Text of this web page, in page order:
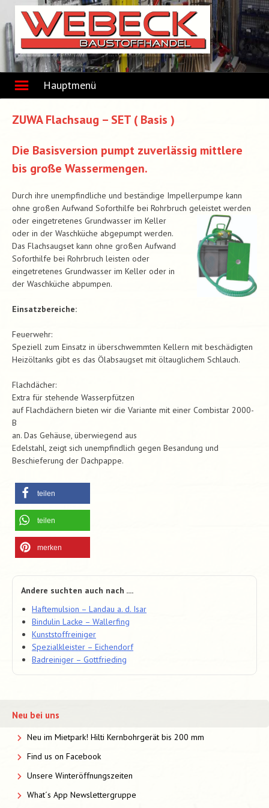
content
Hauptmenü
ZUWA Flachsaug – SET ( Basis )
Die Basisversion pumpt zuverlässig mittlere
bis große Wassermengen.
Durch ihre unempfindliche und beständige Impellerpumpe kann
ohne großen Aufwand Soforthilfe bei Rohrbruch geleistet werden
oder eingetretenes Grundwasser im Keller
oder in der Waschküche abgepumpt werden.
Das Flachsaugset kann ohne großen Aufwand
Soforthilfe bei Rohrbruch leisten oder
eingetretenes Grundwasser im Keller oder in
der Waschküche abpumpen.
Einsatzbereiche:
Feuerwehr:
Speziell zum Einsatz in überschwemmten Kellern mit beschädigten
Heizöltanks gibt es das Ölabsaugset mit öltauglichem Schlauch.
Flachdächer:
Extra für stehende Wasserpfützen
auf Flachdächern bieten wir die Variante mit einer Combistar 2000-
B
an. Das Gehäuse, überwiegend aus
Edelstahl, zeigt sich unempfindlich gegen Besandung und
Beschieferung der Dachpappe.
teilen
teilen
merken
Andere suchten auch nach ....
Haftemulsion – Landau a. d. Isar
Bindulin Lacke – Wallerfing
Kunststoffreiniger
Spezialkleister – Eichendorf
Badreiniger – Gottfrieding
Neu bei uns
Neu im Mietpark! Hilti Kernbohrgerät bis 200 mm
Find us on Facebook
Unsere Winteröffnungszeiten
What´s App Newslettergruppe